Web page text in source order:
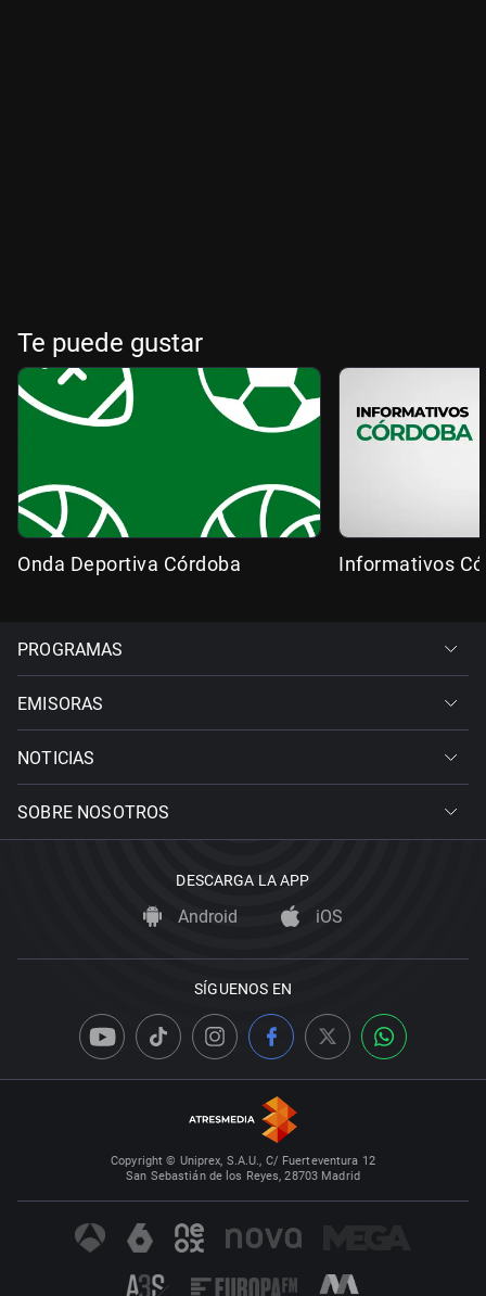
Te puede gustar
Onda Deportiva Córdoba Informativos
PROGRAMAS
EMISORAS
NOTICIAS
SOBRE NOSOTROS
DESCARGA LA APP
Android iOS
SÍGUENOS EN
Copyright © Uniprex, S.A.U., C/ Fuerteventura 12
San Sebastián de los Reyes, 28703 Madrid